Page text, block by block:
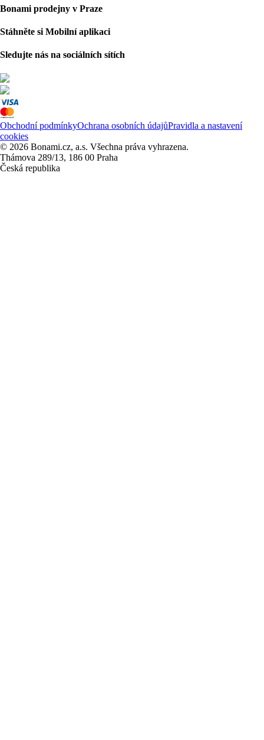
Bonami prodejny v Praze
Stáhněte si Mobilní aplikaci
Sledujte nás na sociálních sítích
Obchodní podmínkyOchrana osobních údajůPravidla a nastavení
cookies
© 2026 Bonami.cz, a.s. Všechna práva vyhrazena.
Thámova 289/13, 186 00 Praha
Česká republika